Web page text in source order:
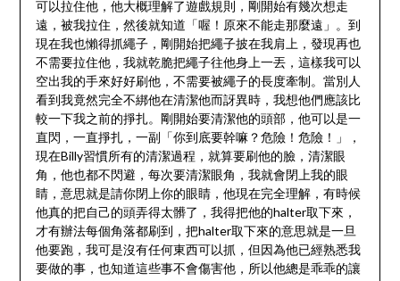
可以拉住他，他大概理解了遊戲規則，剛開始有幾次想走
遠，被我拉住，然後就知道「喔！原來不能走那麼遠」。到
現在我也懶得抓繩子，剛開始把繩子披在我肩上，發現再也
不需要拉住他，我就乾脆把繩子往他身上一丟，這樣我可以
空出我的手來好好刷他，不需要被繩子的長度牽制。當別人
看到我竟然完全不綁他在清潔他而訝異時，我想他們應該比
較一下我之前的掙扎。剛開始要清潔他的頭部，他可以是一
直閃，一直掙扎，一副「你到底要幹嘛？危險！危險！」，
現在Billy習慣所有的清潔過程，就算要刷他的臉，清潔眼
角，他也都不閃避，每次要清潔眼角，我就會閉上我的眼
睛，意思就是請你閉上你的眼睛，他現在完全理解，有時候
他真的把自己的頭弄得太髒了，我得把他的halter取下來，
才有辦法每個角落都刷到，把halter取下來的意思就是一旦
他要跑，我可是沒有任何東西可以抓，但因為他已經熟悉我
要做的事，也知道這些事不會傷害他，所以他總是乖乖的讓